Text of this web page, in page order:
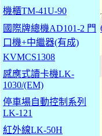
機櫃TM-41U-90
國際牌總機AD101-2 門
口機+中繼器(有成)
KVMCS1308
感應式讀卡機LK-
1030/(EM)
停車場自動控制系列
LK-121
紅外線LK-50H